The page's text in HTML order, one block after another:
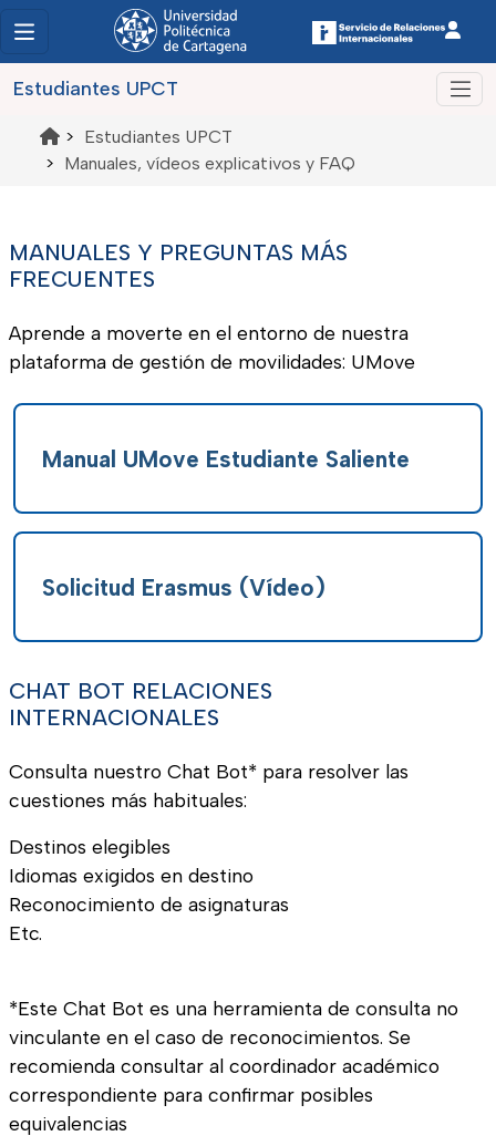
> Estudiantes UPCT
> Manuales, vídeos explicativos y FAQ
Estudiantes UPCT
MANUALES Y PREGUNTAS MÁS
FRECUENTES
Aprende a moverte en el entorno de nuestra
plataforma de gestión de movilidades: UMove
Manual UMove Estudiante Saliente
Solicitud Erasmus (Vídeo)
CHAT BOT RELACIONES
INTERNACIONALES
Consulta nuestro Chat Bot* para resolver las
cuestiones más habituales:
Destinos elegibles
Idiomas exigidos en destino
Reconocimiento de asignaturas
Etc.
*Este Chat Bot es una herramienta de consulta no
vinculante en el caso de reconocimientos. Se
recomienda consultar al coordinador académico
correspondiente para confirmar posibles
equivalencias